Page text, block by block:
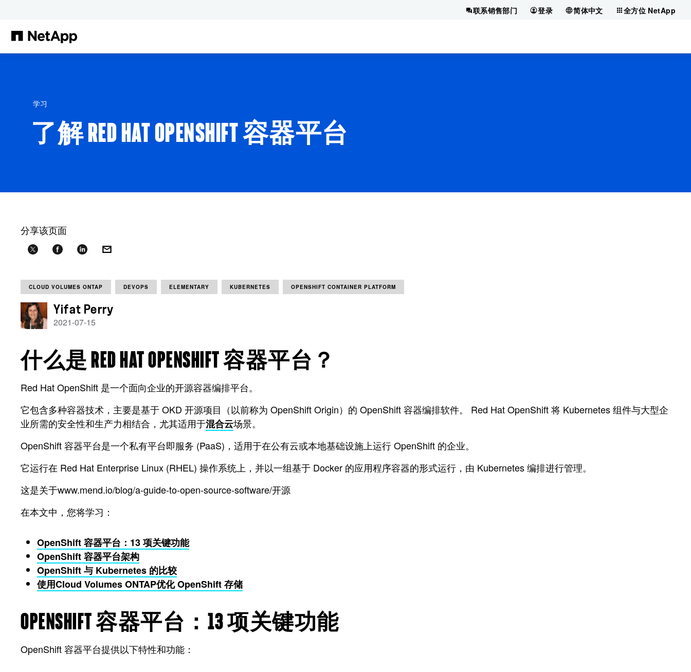
联系销售部门 登录 简体中文 全方位 NetApp
学习
了解 RED HAT OPENSHIFT 容器平台
分享该页面
CLOUD VOLUMES ONTAP DEVOPS ELEMENTARY KUBERNETES OPENSHIFT CONTAINER PLATFORM
Yifat Perry
2021-07-15
什么是 RED HAT OPENSHIFT 容器平台？
Red Hat OpenShift 是一个面向企业的开源容器编排平台。
它包含多种容器技术，主要是基于 OKD 开源项目（以前称为 OpenShift Origin）的 OpenShift 容器编排软件。 Red Hat OpenShift 将 Kubernetes 组件与大型企
业所需的安全性和生产力相结合，尤其适用于混合云场景。
OpenShift 容器平台是一个私有平台即服务 (PaaS)，适用于在公有云或本地基础设施上运行 OpenShift 的企业。
它运行在 Red Hat Enterprise Linux (RHEL) 操作系统上，并以一组基于 Docker 的应用程序容器的形式运行，由 Kubernetes 编排进行管理。
这是关于www.mend.io/blog/a-guide-to-open-source-software/开源
在本文中，您将学习：
OpenShift 容器平台：13 项关键功能
OpenShift 容器平台架构
OpenShift 与 Kubernetes 的比较
使用Cloud Volumes ONTAP优化 OpenShift 存储
OPENSHIFT 容器平台：13 项关键功能
OpenShift 容器平台提供以下特性和功能：